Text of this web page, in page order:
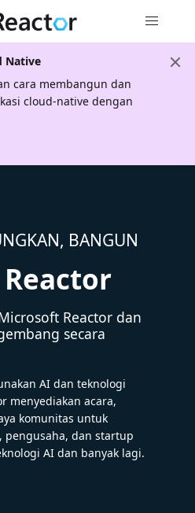
Native
cara membangun dan
cloud-native dengan
BANGUN
Reactor dan
secara
AI dan teknologi
menyediakan acara,
komunitas untuk
dan startup
AI dan banyak lagi.